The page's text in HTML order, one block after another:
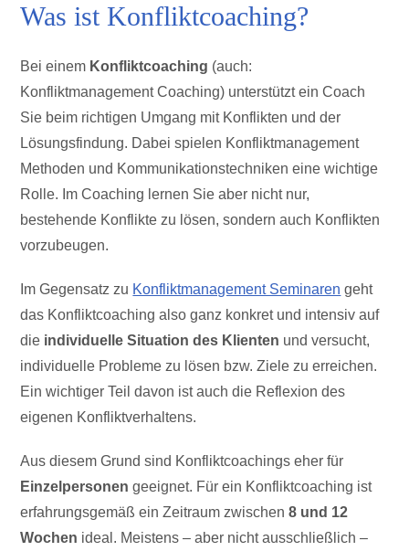
Was ist Konfliktcoaching?
Bei einem Konfliktcoaching (auch:
Konfliktmanagement Coaching) unterstützt ein Coach
Sie beim richtigen Umgang mit Konflikten und der
Lösungsfindung. Dabei spielen Konfliktmanagement
Methoden und Kommunikationstechniken eine wichtige
Rolle. Im Coaching lernen Sie aber nicht nur,
bestehende Konflikte zu lösen, sondern auch Konflikten
vorzubeugen.
Im Gegensatz zu Konfliktmanagement Seminaren geht
das Konfliktcoaching also ganz konkret und intensiv auf
die individuelle Situation des Klienten und versucht,
individuelle Probleme zu lösen bzw. Ziele zu erreichen.
Ein wichtiger Teil davon ist auch die Reflexion des
eigenen Konfliktverhaltens.
Aus diesem Grund sind Konfliktcoachings eher für
Einzelpersonengeeignet. Für ein Konfliktcoaching ist
erfahrungsgemäß ein Zeitraum zwischen8 und 12
Wochen ideal. Meistens – aber nicht ausschließlich –